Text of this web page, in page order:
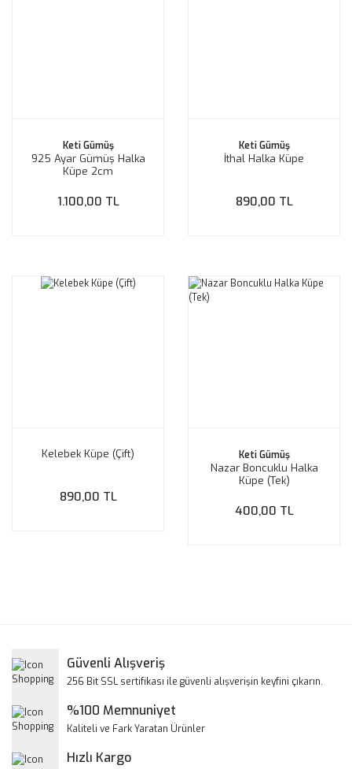
Keti Gümüş
925 Ayar Gümüş Halka
Küpe 2cm
1.100,00 TL
Keti Gümüş
İthal Halka Küpe
890,00 TL
Kelebek Küpe (Çift)
890,00 TL
Keti Gümüş
Nazar Boncuklu Halka
Küpe (Tek)
400,00 TL
Güvenli Alışveriş
256 Bit SSL sertifikası ile güvenli alışverişin keyfini çıkarın.
%100 Memnuniyet
Kaliteli ve Fark Yaratan Ürünler
Hızlı Kargo